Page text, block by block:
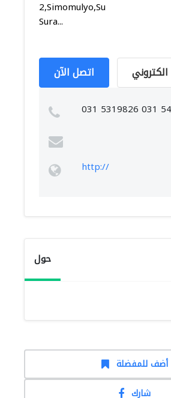
2,Simomulyo,Sukomanunggal,
Sura...
اتصل الآن
031 5319826 031
http://
حول
أضف للمفضلة
شارك